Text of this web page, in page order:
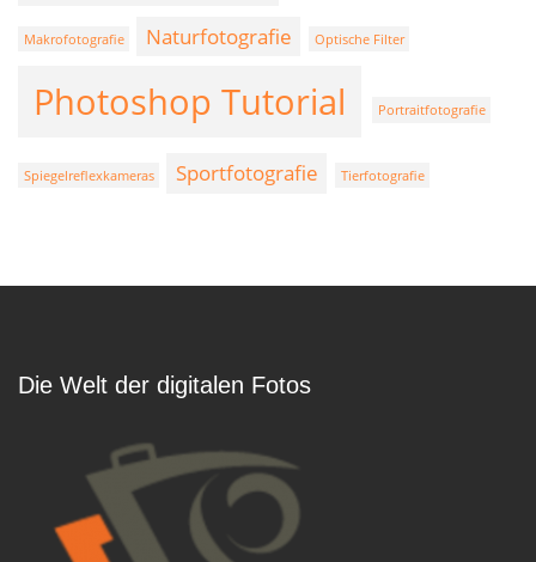
Makrofotografie Naturfotografie Optische Filter
Photoshop Tutorial Portraitfotografie
Spiegelreflexkameras Sportfotografie Tierfotografie
Die Welt der digitalen Fotos